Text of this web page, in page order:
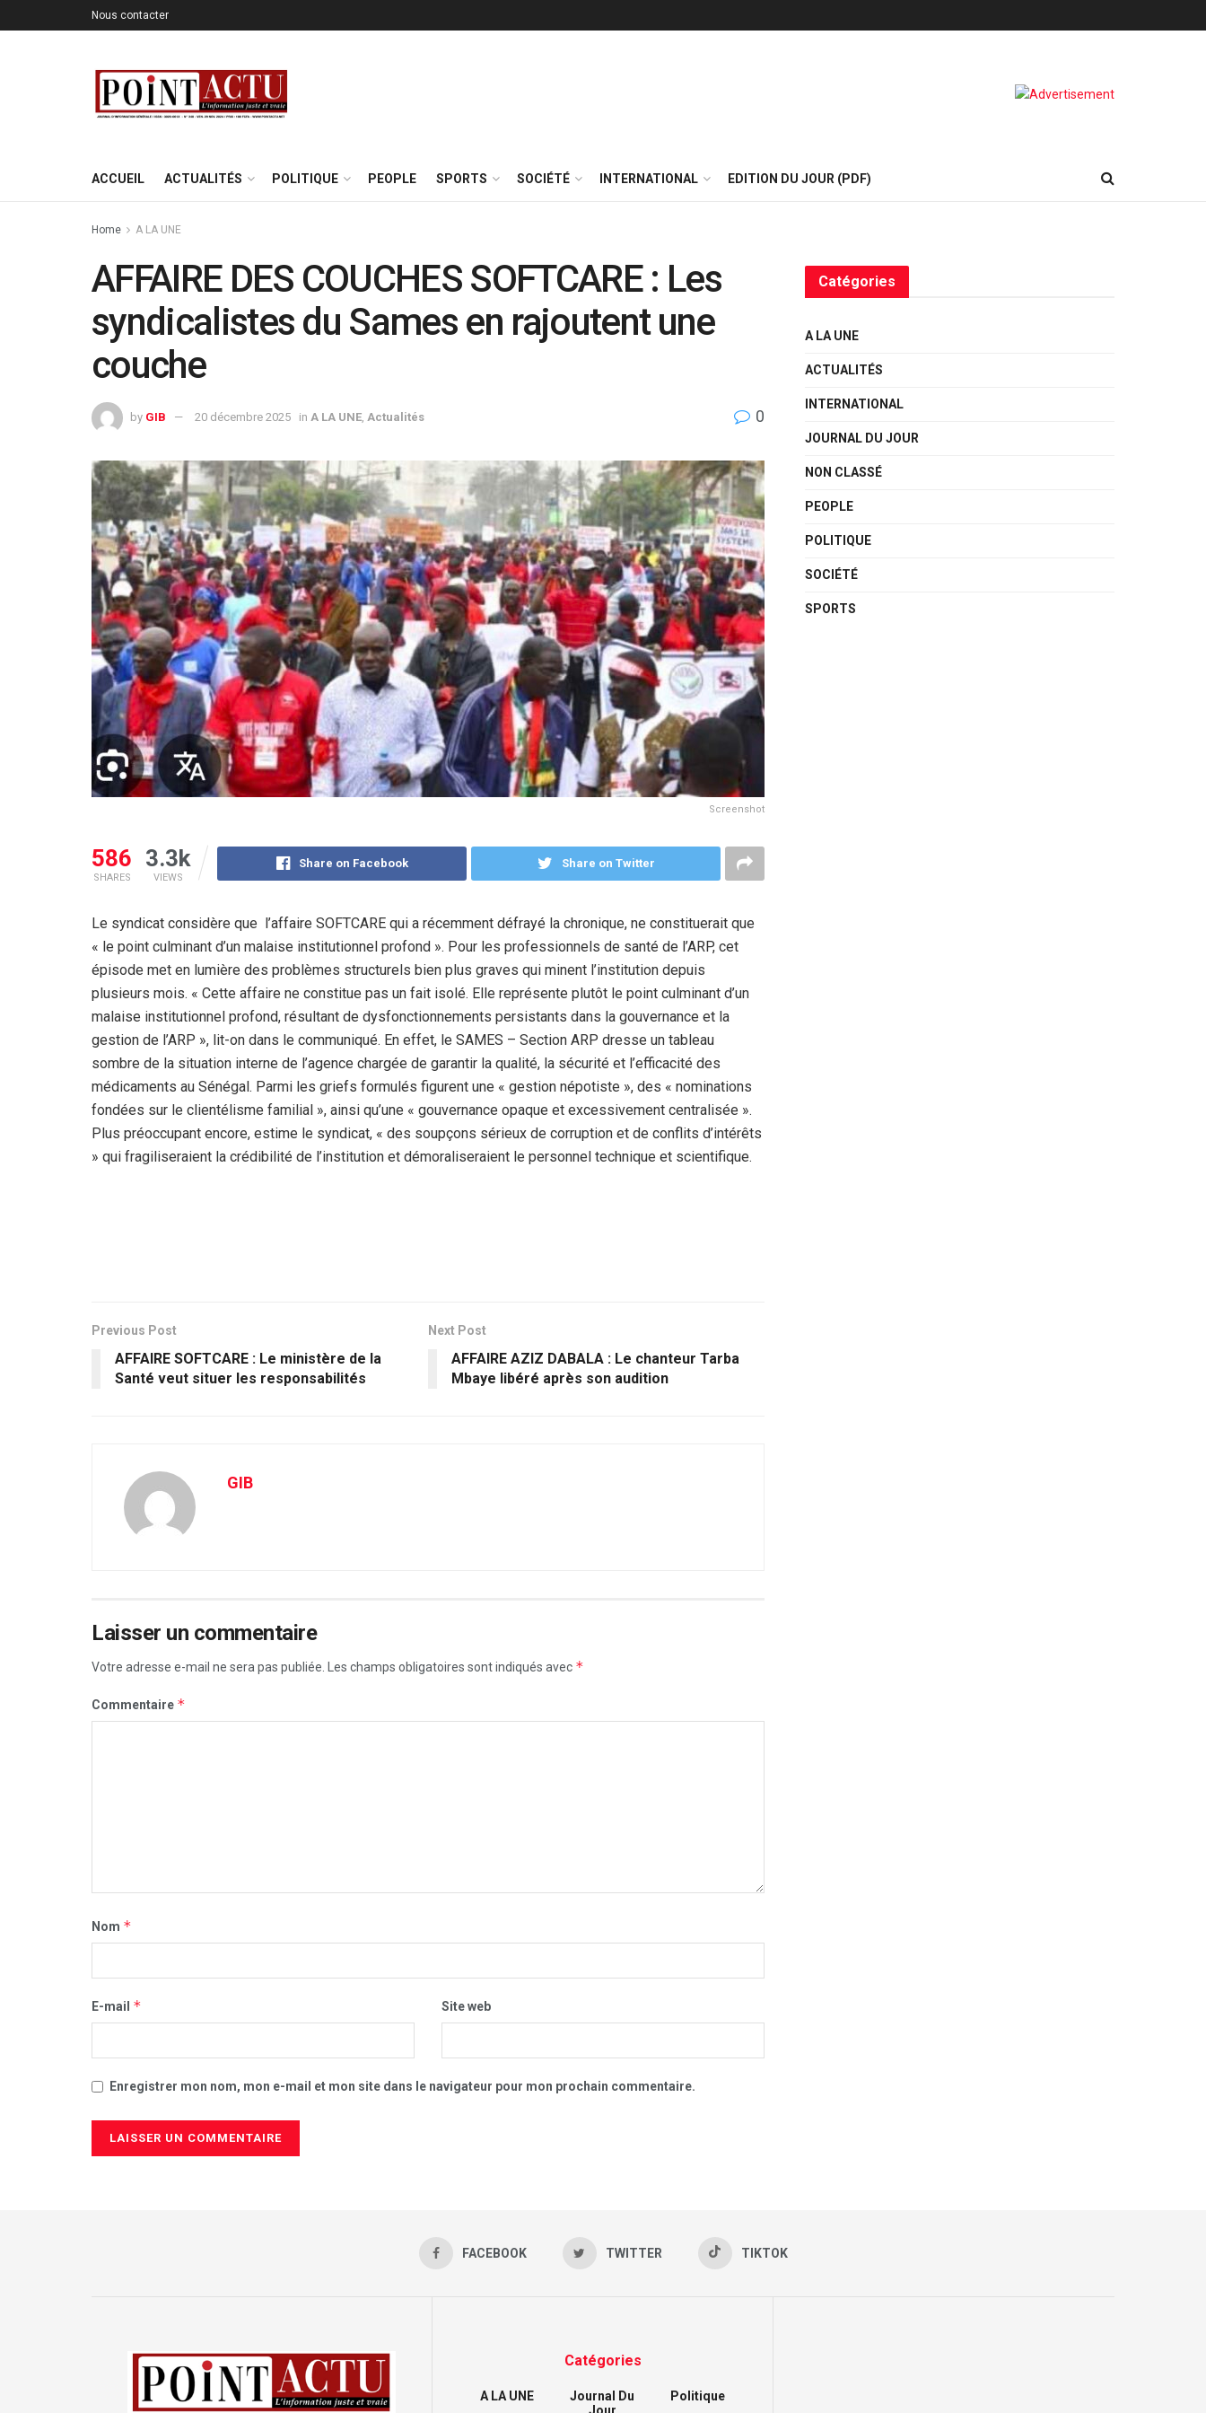
Nous contacter
ACCUEIL ACTUALITÉS POLITIQUE PEOPLE SPORTS SOCIÉTÉ INTERNATIONAL EDITION DU JOUR (PDF)
Home A LA UNE
AFFAIRE DES COUCHES SOFTCARE : Les
syndicalistes du Sames en rajoutent une
couche
by GIB 20 décembre 2025 in A LA UNE Actualités 0
Screenshot
586
SHARES
3.3k
VIEWS
Share on Facebook Share on Twitter
Le syndicat considère que l’affaire SOFTCARE qui a récemment défrayé la chronique, ne constituerait que
« le point culminant d’un malaise institutionnel profond ». Pour les professionnels de santé de l’ARP, cet
épisode met en lumière des problèmes structurels bien plus graves qui minent l’institution depuis
plusieurs mois. « Cette affaire ne constitue pas un fait isolé. Elle représente plutôt le point culminant d’un
malaise institutionnel profond, résultant de dysfonctionnements persistants dans la gouvernance et la
gestion de l’ARP », lit-on dans le communiqué. En effet, le SAMES – Section ARP dresse un tableau
sombre de la situation interne de l’agence chargée de garantir la qualité, la sécurité et l’efficacité des
médicaments au Sénégal. Parmi les griefs formulés figurent une « gestion népotiste », des « nominations
fondées sur le clientélisme familial », ainsi qu’une « gouvernance opaque et excessivement centralisée ».
Plus préoccupant encore, estime le syndicat, « des soupçons sérieux de corruption et de conflits d’intérêts
» qui fragiliseraient la crédibilité de l’institution et démoraliseraient le personnel technique et scientifique.
Previous Post
AFFAIRE SOFTCARE : Le ministère de la
Santé veut situer les responsabilités
Next Post
AFFAIRE AZIZ DABALA : Le chanteur Tarba
Mbaye libéré après son audition
GIB
Laisser un commentaire
Votre adresse e-mail ne sera pas publiée. Les champs obligatoires sont indiqués avec *
Commentaire *
Nom *
E-mail * Site web
Enregistrer mon nom, mon e-mail et mon site dans le navigateur pour mon prochain commentaire.
Catégories
A LA UNE
ACTUALITÉS
INTERNATIONAL
JOURNAL DU JOUR
NON CLASSÉ
PEOPLE
POLITIQUE
SOCIÉTÉ
SPORTS
FACEBOOK TWITTER TIKTOK
Catégories
A LA UNE
Journal Du
Jour
Politique